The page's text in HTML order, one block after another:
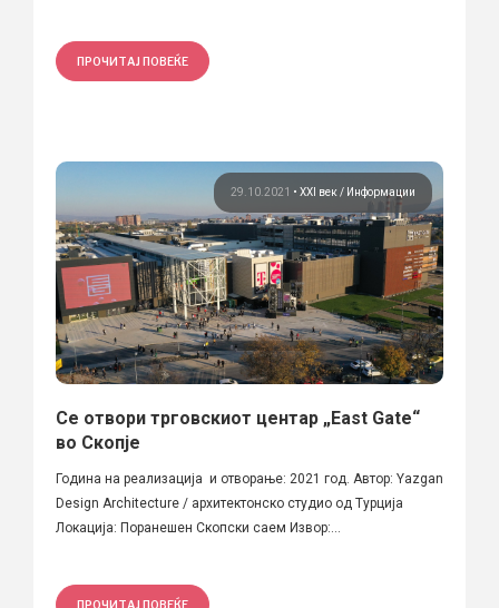
ПРОЧИТАЈ ПОВЕЌЕ
29.10.2021 • XXI век Информации
Се отвори трговскиот центар „East Gate“
во Скопје
Година на реализација и отворање: 2021 год. Автор: Yazgan
Design Architecture / архитектонско студио од Турција
Локација: Поранешен Скопски саем Извор:...
ПРОЧИТАЈ ПОВЕЌЕ